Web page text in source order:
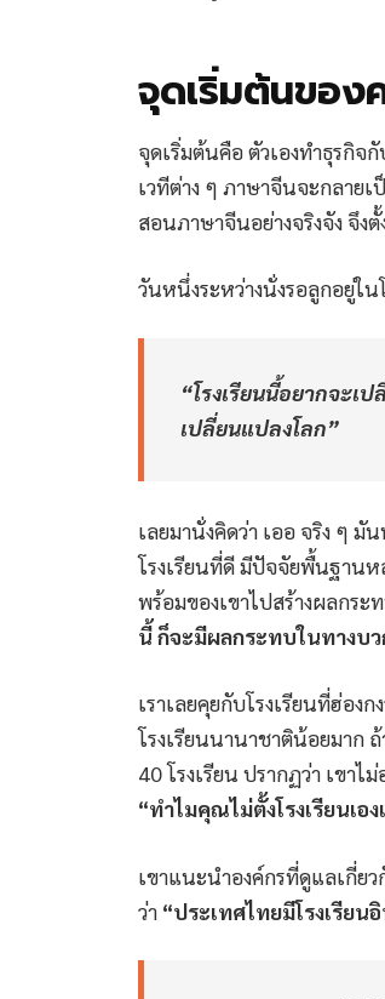
จุดเริ่มต้นของ
จุดเริ่มต้นคือ ตัวเองทำธุรกิ
เวทีต่าง ๆ ภาษาจีนจะกลายเ
สอนภาษาจีนอย่างจริงจัง จึงตั้
วันหนึ่งระหว่างนั่งรอลูกอยู่ใน
“โรงเรียนนี้อยากจะเ
เปลี่ยนแปลงโลก”
เลยมานั่งคิดว่า เออ จริง ๆ มั
โรงเรียนที่ดี มีปัจจัยพื้นฐานห
พร้อมของเขาไปสร้างผลกระ
นี้ ก็จะมีผลกระทบในทางบ
เราเลยคุยกับโรงเรียนที่ฮ่อง
โรงเรียนนานาชาติน้อยมาก
40 โรงเรียน ปรากฏว่า เขาไ
“ทำไมคุณไม่ตั้งโรงเรียนเอ
เขาแนะนำองค์กรที่ดูแลเกี่ยว
ว่า “ประเทศไทยมีโรงเรียน